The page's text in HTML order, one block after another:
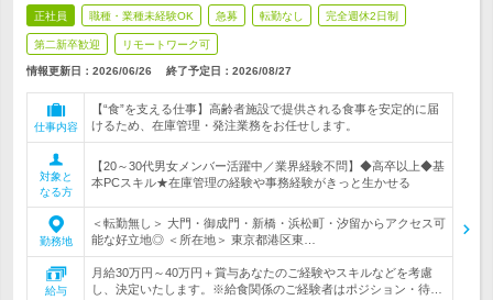
正社員 職種・業種未経験OK 急募 転勤なし 完全週休2日制
第二新卒歓迎 リモートワーク可
情報更新日：2026/06/26 終了予定日： 2026/08/27
仕事内容
【“食”を支える仕事】高齢者施設で提供される食事を安定的に届
けるため、在庫管理・発注業務をお任せします。
対象と
なる方
【20～30代男女メンバー活躍中／業界経験不問】◆高卒以上◆基
本PCスキル★在庫管理の経験や事務経験がきっと生かせる
勤務地
＜転勤無し＞ 大門・御成門・新橋・浜松町・汐留からアクセス可
能な好立地◎ ＜所在地＞ 東京都港区東…
給与
月給30万円～40万円＋賞与あなたのご経験やスキルなどを考慮
し、決定いたします。※給食関係のご経験者はポジション・待…